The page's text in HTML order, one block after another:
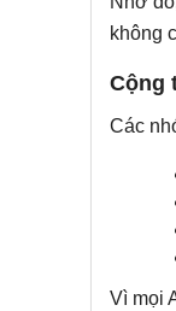
không
Cộng
Các
Vì mọi